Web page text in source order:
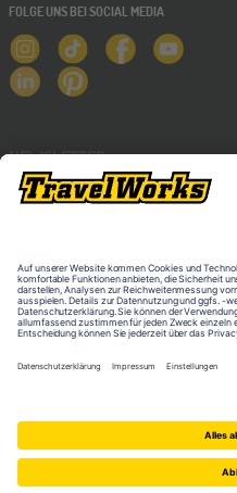
FOLGE UNS BEI SOCIAL MEDIA
NEWSLETTER